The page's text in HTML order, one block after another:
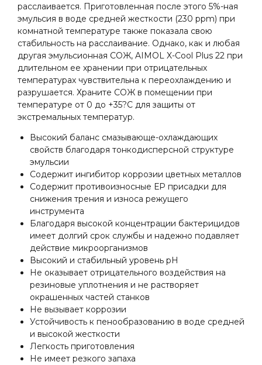
расслаивается. Приготовленная после этого 5%-ная
эмульсия в воде средней жесткости (230 ppm) при
комнатной температуре также показала свою
стабильность на расслаивание. Однако, как и любая
другая эмульсионная СОЖ, AIMOL X-Cool Plus 22 при
длительном ее хранении при отрицательных
температурах чувствительна к переохлаждению и
разрушается. Храните СОЖ в помещении при
температуре от 0 до +35?С для защиты от
экстремальных температур.
Высокий баланс смазывающе-охлаждающих
свойств благодаря тонкодисперсной структуре
эмульсии
Содержит ингибитор коррозии цветных металлов
Содержит противоизносные ЕР присадки для
снижения трения и износа режущего
инструмента
Благодаря высокой концентрации бактерицидов
имеет долгий срок службы и надежно подавляет
действие микроорганизмов
Высокий и стабильный уровень рН
Не оказывает отрицательного воздействия на
резиновые уплотнения и не растворяет
окрашенных частей станков
Не вызывает коррозии
Устойчивость к пенообразованию в воде средней
и высокой жесткости
Легкость приготовления
Не имеет резкого запаха